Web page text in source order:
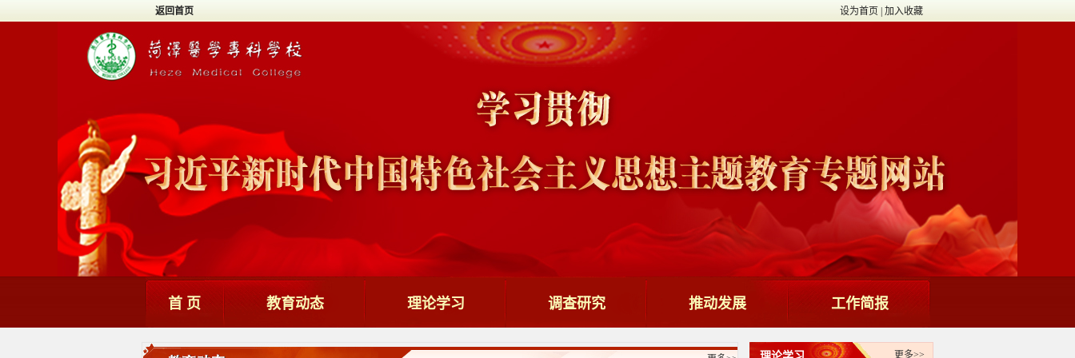
返回首页 设为首页 加入收藏
首 页 教育动态 理论学习 调查研究 推动发展 工作简报
更多>>